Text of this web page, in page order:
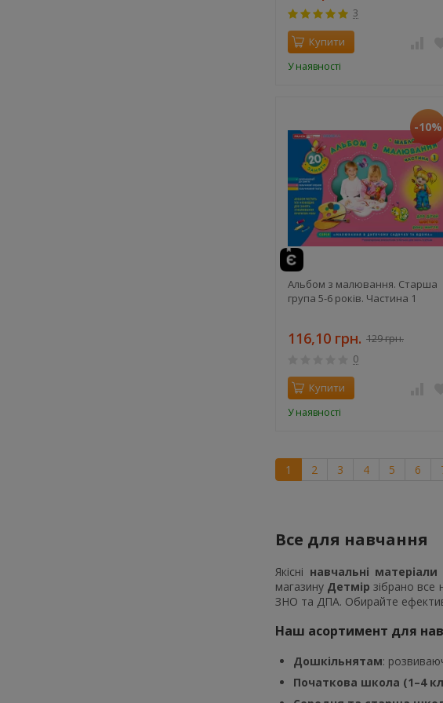
3
Купити
У наявності
-10%
Альбом з малювання. Старша
група 5-6 років. Частина 1
116,10 грн. 129 грн.
0
Купити
У наявності
1 2 3 4 5 6
Все для навчання
Якісні навчальні матеріали
магазину Детмір зібрано все
ЗНО та ДПА. Обирайте
Наш асортимент для
Дошкільнятам:
Початкова школа (1–4